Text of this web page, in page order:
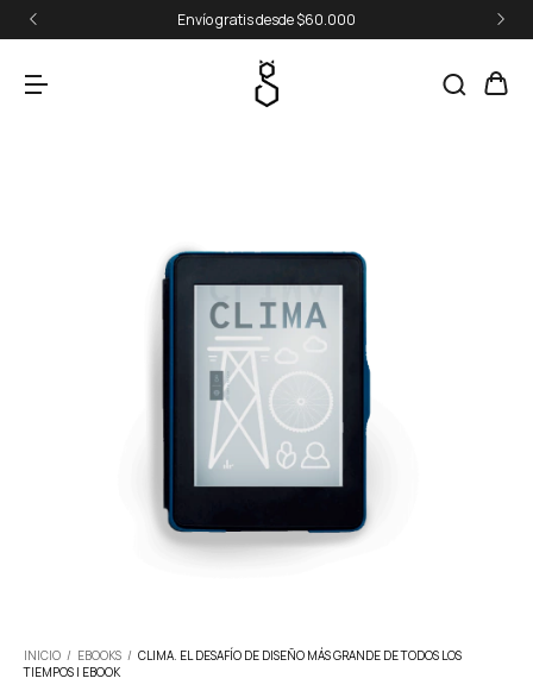
Envío gratis desde $60.000
INICIO / EBOOKS / CLIMA. EL DESAFÍO DE DISEÑO MÁS GRANDE DE TODOS LOS
TIEMPOS | EBOOK